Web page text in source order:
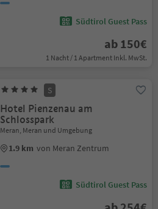
Südtirol Guest Pass
ab 150€
1 Nacht / 1 Apartment Inkl. MwSt.
S
Hotel Pienzenau am
Schlosspark
Meran, Meran und Umgebung
1.9 km von Meran Zentrum
Südtirol Guest Pass